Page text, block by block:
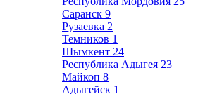
Саранск 9
Рузаевка 2
Темников 1
Шымкент 24
Республика Адыгея 23
Майкоп 8
Адыгейск 1